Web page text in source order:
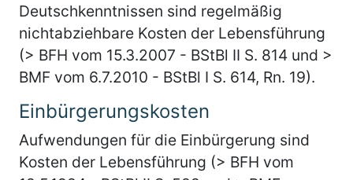
Deutschkenntnissen sind regelmäßig
nichtabziehbare Kosten der Lebensführung
(> BFH vom 15.3.2007 - BStBl II S. 814 und >
BMF vom 6.7.2010 - BStBl I S. 614, Rn. 19).
Einbürgerungskosten
Aufwendungen für die Einbürgerung sind
Kosten der Lebensführung (> BFH vom